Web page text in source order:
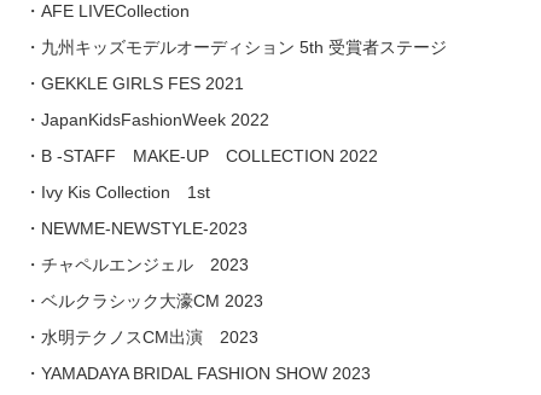
・AFE LIVECollection
・九州キッズモデルオーディション 5th 受賞者ステージ
・GEKKLE GIRLS FES 2021
・JapanKidsFashionWeek 2022
・B -STAFF MAKE-UP COLLECTION 2022
・Ivy Kis Collection 1st
・NEWME-NEWSTYLE-2023
・チャペルエンジェル 2023
・ベルクラシック大濠CM 2023
・水明テクノスCM出演 2023
・YAMADAYA BRIDAL FASHION SHOW 2023